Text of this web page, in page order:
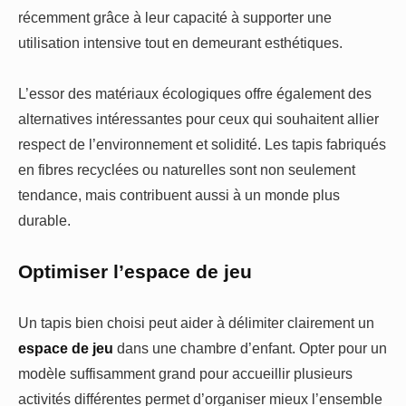
récemment grâce à leur capacité à supporter une
utilisation intensive tout en demeurant esthétiques.
L’essor des matériaux écologiques offre également des
alternatives intéressantes pour ceux qui souhaitent allier
respect de l’environnement et solidité. Les tapis fabriqués
en fibres recyclées ou naturelles sont non seulement
tendance, mais contribuent aussi à un monde plus
durable.
Optimiser l’espace de jeu
Un tapis bien choisi peut aider à délimiter clairement un
espace de jeu dans une chambre d’enfant. Opter pour un
modèle suffisamment grand pour accueillir plusieurs
activités différentes permet d’organiser mieux l’ensemble